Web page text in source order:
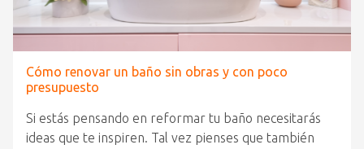
Cómo renovar un baño sin obras y con poco
presupuesto
Si estás pensando en reformar tu baño necesitarás
ideas que te inspiren. Tal vez pienses que también